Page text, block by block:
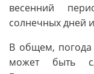
весенний
солнечных дней
В общем,
может быть